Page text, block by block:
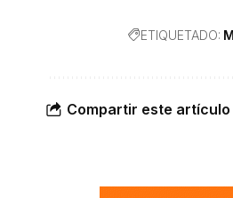
ETIQUETADO:
Compartir este artículo